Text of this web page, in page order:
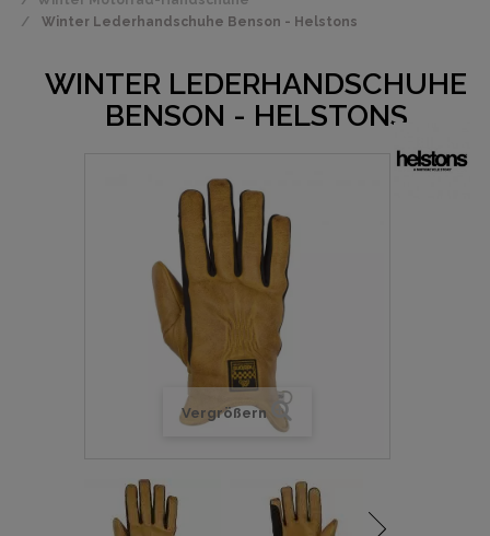
Winter Lederhandschuhe Benson - Helstons
WINTER LEDERHANDSCHUHE
BENSON - HELSTONS
Vergrößern